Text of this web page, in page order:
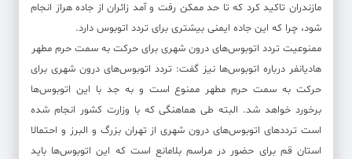
مازندران تاکید کرد که تا حد ممکن رفت و آمد زائران از جاده هراز انجام
شود، چرا که این جاده ایمنی‌ بیشتری برای تردد اتوبوس دارد.
ممنوعیت تردد اتوبوس‌های درون شهری برای حرکت به سمت حرم مطهر
هادیانفر درباره اتوبوس‌ها نیز گفت: تردد اتوبوس‌های درون شهری برای
حرکت به سمت حرم مطهر ممنوع است و به جد با این اتوبوس‌ها
برخورد خواهد شد. البته طی هماهنگی که با وزارت کشور انجام شده
است ترددهای اتوبوس‌های درون شهری از تهران بزرگ و البرز و احتمالا
استان قم برای حضور در مراسم بلامانع است که این‌ اتوبوس‌ها باید